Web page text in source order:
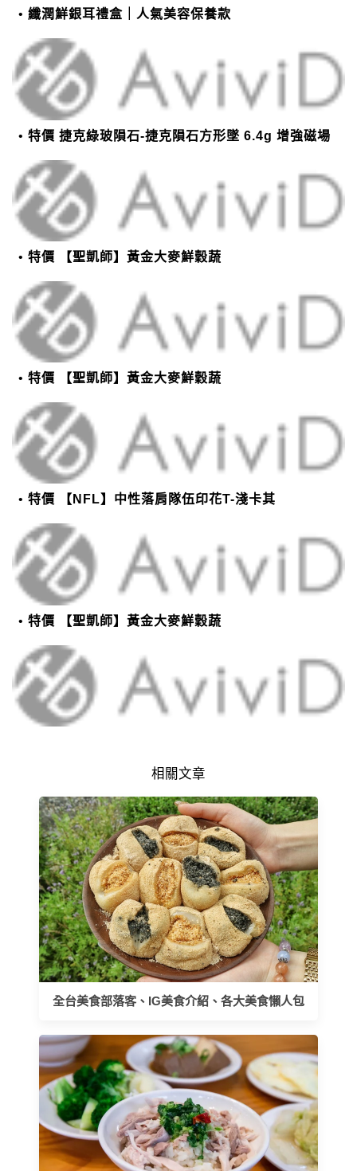
纖潤鮮銀耳禮盒｜人氣美容保養款
特價 捷克綠玻隕石-捷克隕石方形墜 6.4g 增強磁場
特價 【聖凱師】黃金大麥鮮穀蔬
特價 【聖凱師】黃金大麥鮮穀蔬
特價 【NFL】中性落肩隊伍印花T-淺卡其
特價 【聖凱師】黃金大麥鮮穀蔬
相關文章
全台美食部落客、IG美食介紹、各大美食懶人包